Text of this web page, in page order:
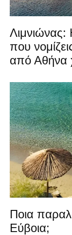
Λιμνιώνας:
που
από Αθήνα
Ποια
Εύβοια;